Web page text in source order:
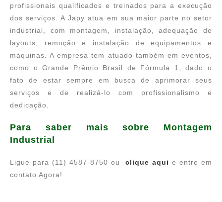
profissionais qualificados e treinados para a execução
dos serviços. A Japy atua em sua maior parte no setor
industrial, com montagem, instalação, adequação de
layouts, remoção e instalação de equipamentos e
máquinas. A empresa tem atuado também em eventos,
como o Grande Prêmio Brasil de Fórmula 1, dado o
fato de estar sempre em busca de aprimorar seus
serviços e de realizá-lo com profissionalismo e
dedicação.
Para saber mais sobre Montagem
Industrial
Ligue para (11) 4587-8750 ouclique aqui e entre em
contato Agora!